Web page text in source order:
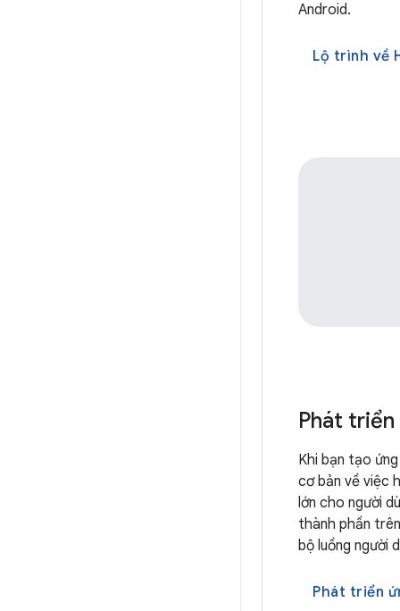
Android.
Lộ trình về
Phát triển
Khi bạn tạo
cơ bản về việc
lớn cho người
thành phần
bộ luồng người
Phát triển